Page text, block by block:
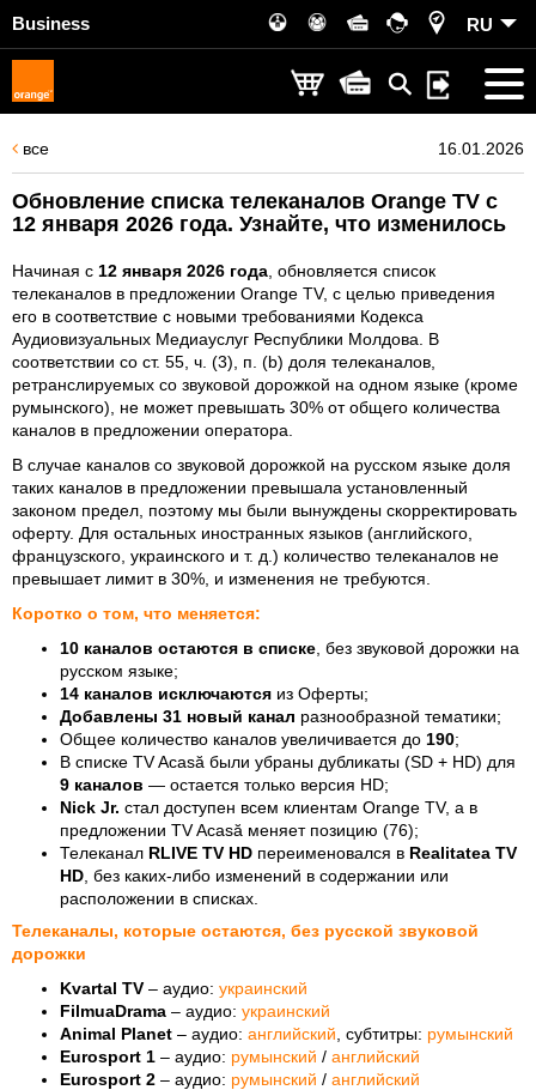
Business RU
все 16.01.2026
Обновление списка телеканалов Orange TV с
12 января 2026 года. Узнайте, что изменилось
Начиная с 12 января 2026 года , обновляется список
телеканалов в предложении Orange TV, с целью приведения
его в соответствие с новыми требованиями Кодекса
Аудиовизуальных Медиауслуг Республики Молдова. В
соответствии со ст. 55, ч. (3), п. (b) доля телеканалов,
ретранслируемых со звуковой дорожкой на одном языке (кроме
румынского), не может превышать 30% от общего количества
каналов в предложении оператора.
В случае каналов со звуковой дорожкой на русском языке доля
таких каналов в предложении превышала установленный
законом предел, поэтому мы были вынуждены скорректировать
оферту. Для остальных иностранных языков (английского,
французского, украинского и т. д.) количество телеканалов не
превышает лимит в 30%, и изменения не требуются.
Коротко о том, что меняется:
10 каналов остаются в списке , без звуковой дорожки на
русском языке;
14 каналов исключаются из Оферты;
Добавлены 31 новый канал разнообразной тематики;
Общее количество каналов увеличивается до 190;
В списке TV Acasă были убраны дубликаты (SD + HD) для
9 каналов — остается только версия HD;
Nick Jr. стал доступен всем клиентам Orange TV, а в
предложении TV Acasă меняет позицию (76);
Телеканал RLIVE TV HD переименовался в Realitatea TV
HD , без каких-либо изменений в содержании или
расположении в списках.
Телеканалы, которые остаются, без русской звуковой
дорожки
Kvartal TV – аудио: украинский
FilmuaDrama – аудио: украинский
Animal Planet – аудио: английский , субтитры: румынский
Eurosport 1 – аудио: румынский / английский
Eurosport 2 – аудио: румынский / английский